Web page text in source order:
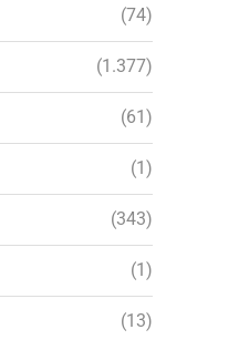
(74)
(1.377)
(61)
(1)
(343)
(1)
(13)